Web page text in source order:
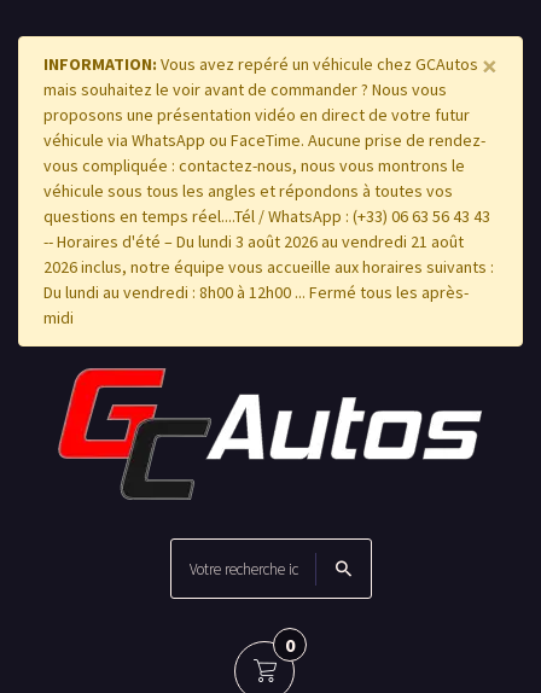
INFORMATION: Vous avez repéré un véhicule chez GCAutos
mais souhaitez le voir avant de commander ? Nous vous
proposons une présentation vidéo en direct de votre futur
véhicule via WhatsApp ou FaceTime. Aucune prise de rendez-
vous compliquée : contactez-nous, nous vous montrons le
véhicule sous tous les angles et répondons à toutes vos
questions en temps réel....Tél / WhatsApp : (+33) 06 63 56 43 43
-- Horaires d'été – Du lundi 3 août 2026 au vendredi 21 août
2026 inclus, notre équipe vous accueille aux horaires suivants :
Du lundi au vendredi : 8h00 à 12h00 ... Fermé tous les après-
midi
×
0